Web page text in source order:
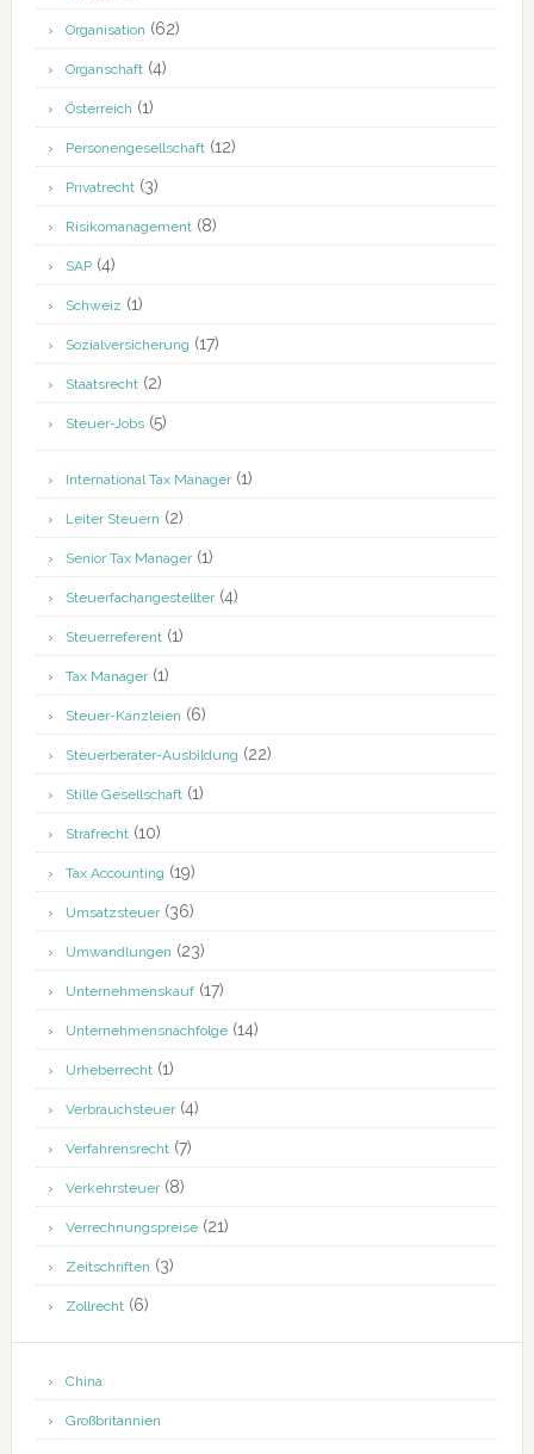
Organisation (62)
Organschaft(4)
Österreich (1)
Personengesellschaft(12)
Privatrecht(3)
Risikomanagement(8)
SAP(4)
Schweiz (1)
Sozialversicherung (17)
Staatsrecht(2)
Steuer-Jobs(5)
International Tax Manager(1)
Leiter Steuern (2)
Senior Tax Manager(1)
Steuerfachangestellter(4)
Steuerreferent(1)
Tax Manager(1)
Steuer-Kanzleien (6)
Steuerberater-Ausbildung (22)
Stille Gesellschaft(1)
Strafrecht(10)
Tax Accounting (19)
Umsatzsteuer(36)
Umwandlungen (23)
Unternehmenskauf(17)
Unternehmensnachfolge(14)
Urheberrecht(1)
Verbrauchsteuer(4)
Verfahrensrecht(7)
Verkehrsteuer(8)
Verrechnungspreise(21)
Zeitschriften (3)
Zollrecht(6)
China
Großbritannien